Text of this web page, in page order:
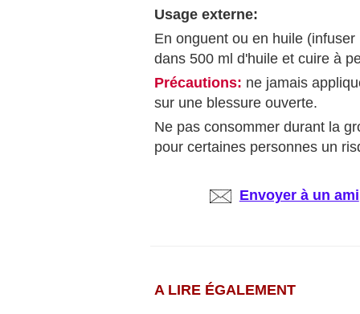
Usage externe:
En onguent ou en huile
dans 500 ml d'huile et cuire à
Précautions: ne jamais
sur une blessure ouverte.
Ne pas consommer durant la
pour certaines personnes un
Envoyer à un ami
A LIRE ÉGALEMENT